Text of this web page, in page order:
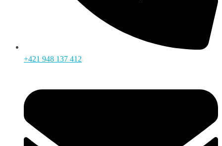
+421 948 137 412